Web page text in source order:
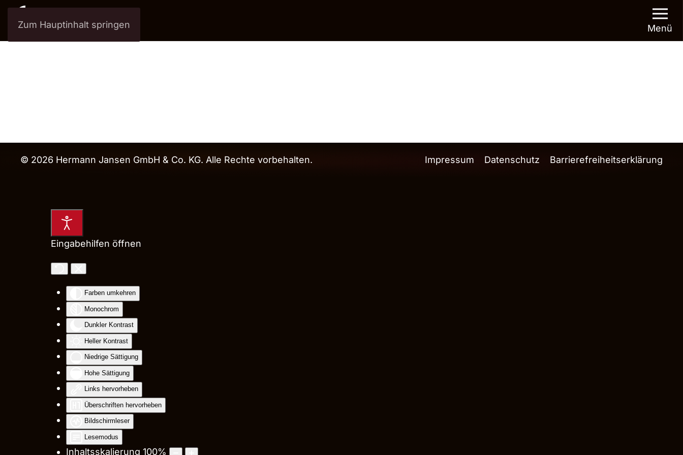
Eingabehilfen öffnen
Farben umkehren
Monochrom
Dunkler Kontrast
Heller Kontrast
Niedrige Sättigung
Hohe Sättigung
Links hervorheben
Überschriften hervorheben
Bildschirmleser
Lesemodus
Inhaltsskalierung 100%
Zum Hauptinhalt springen Menü
© 2026 Hermann Jansen GmbH & Co. KG. Alle Rechte vorbehalten. Impressum Datenschutz Barrierefreiheitserklärung